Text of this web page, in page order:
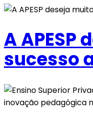
A APESP
sucesso